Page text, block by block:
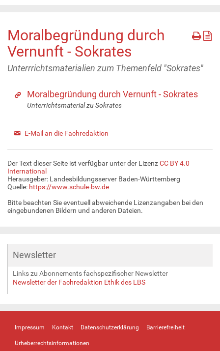
Moralbegründung durch
Vernunft - Sokrates
Unterrrichtsmaterialien zum Themenfeld "Sokrates"
Moralbegründung durch Vernunft - Sokrates
Unterrichtsmaterial zu Sokrates
E-Mail an die Fachredaktion
Der Text dieser Seite ist verfügbar unter der LizenzCC BY 4.0
International
Herausgeber: Landesbildungsserver Baden-Württemberg
Quelle: https://www.schule-bw.de
Bitte beachten Sie eventuell abweichende Lizenzangaben bei den
eingebundenen Bildern und anderen Dateien.
Newsletter
Links zu Abonnements fachspezifischer Newsletter
Newsletter der Fachredaktion Ethik des LBS
Impressum Kontakt Datenschutzerklärung Barrierefreiheit
Urheberrechtsinformationen